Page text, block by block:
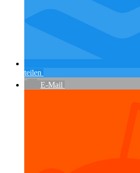
teilen
E-Mail